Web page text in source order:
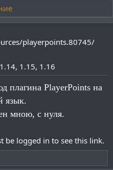
playerpoints.80745/
1.14 1.15 1.16
плагина PlayerPoints на
язык.
мною, с нуля.
be logged in to see this link.